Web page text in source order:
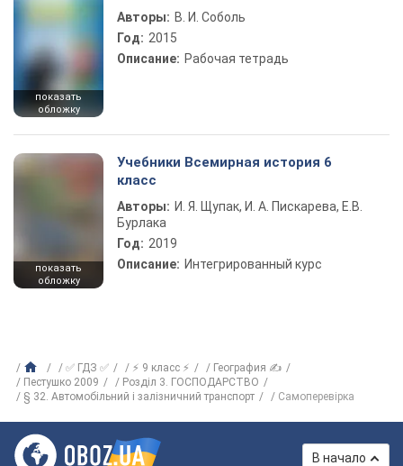
показать
обложку
Авторы: В. И. Соболь
Год: 2015
Описание: Рабочая тетрадь
показать
обложку
Учебники Всемирная история 6
класс
Авторы: И. Я. Щупак, И. А. Пискарева, Е.В.
Бурлака
Год: 2019
Описание: Интегрированный курс
✅ ГДЗ ✅ ⚡ 9 класс ⚡
География ✍
Пестушко 2009
Розділ 3. ГОСПОДАРСТВО
§ 32. Автомобільний і залізничний транспорт
Самоперевірка
В начало